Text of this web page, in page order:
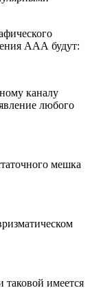
ААА будут:
каналу
любого
мешка
таковой имеется